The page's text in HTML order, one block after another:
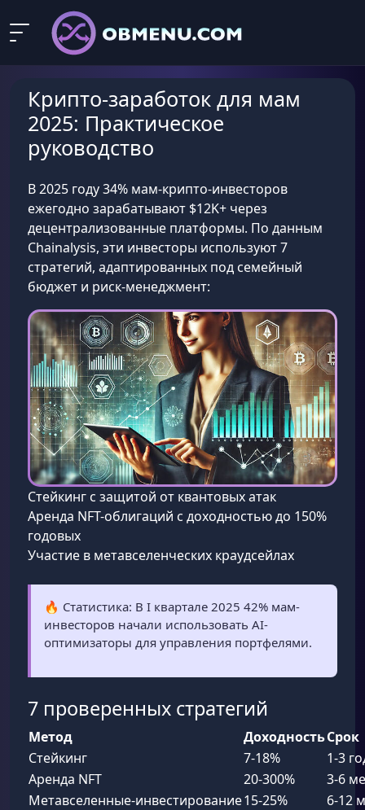
Крипто-заработок для мам
2025: Практическое
руководство
В 2025 году 34% мам-крипто-инвесторов
ежегодно зарабатывают $12K+ через
децентрализованные платформы. По данным
Chainalysis, эти инвесторы используют 7
стратегий, адаптированных под семейный
бюджет и риск-менеджмент:
Стейкинг с защитой от квантовых атак
Аренда NFT-облигаций с доходностью до 150%
годовых
Участие в метавселенческих краудсейлах
🔥 Статистика: В I квартале 2025 42% мам-
инвесторов начали использовать AI-
оптимизаторы для управления портфелями.
7 проверенных стратегий
Метод ДоходностьСрок
Стейкинг
7-18%
1-3
Аренда NFT
20-300%
3-6
Метавселенные-инвестирование15-25%
6-12